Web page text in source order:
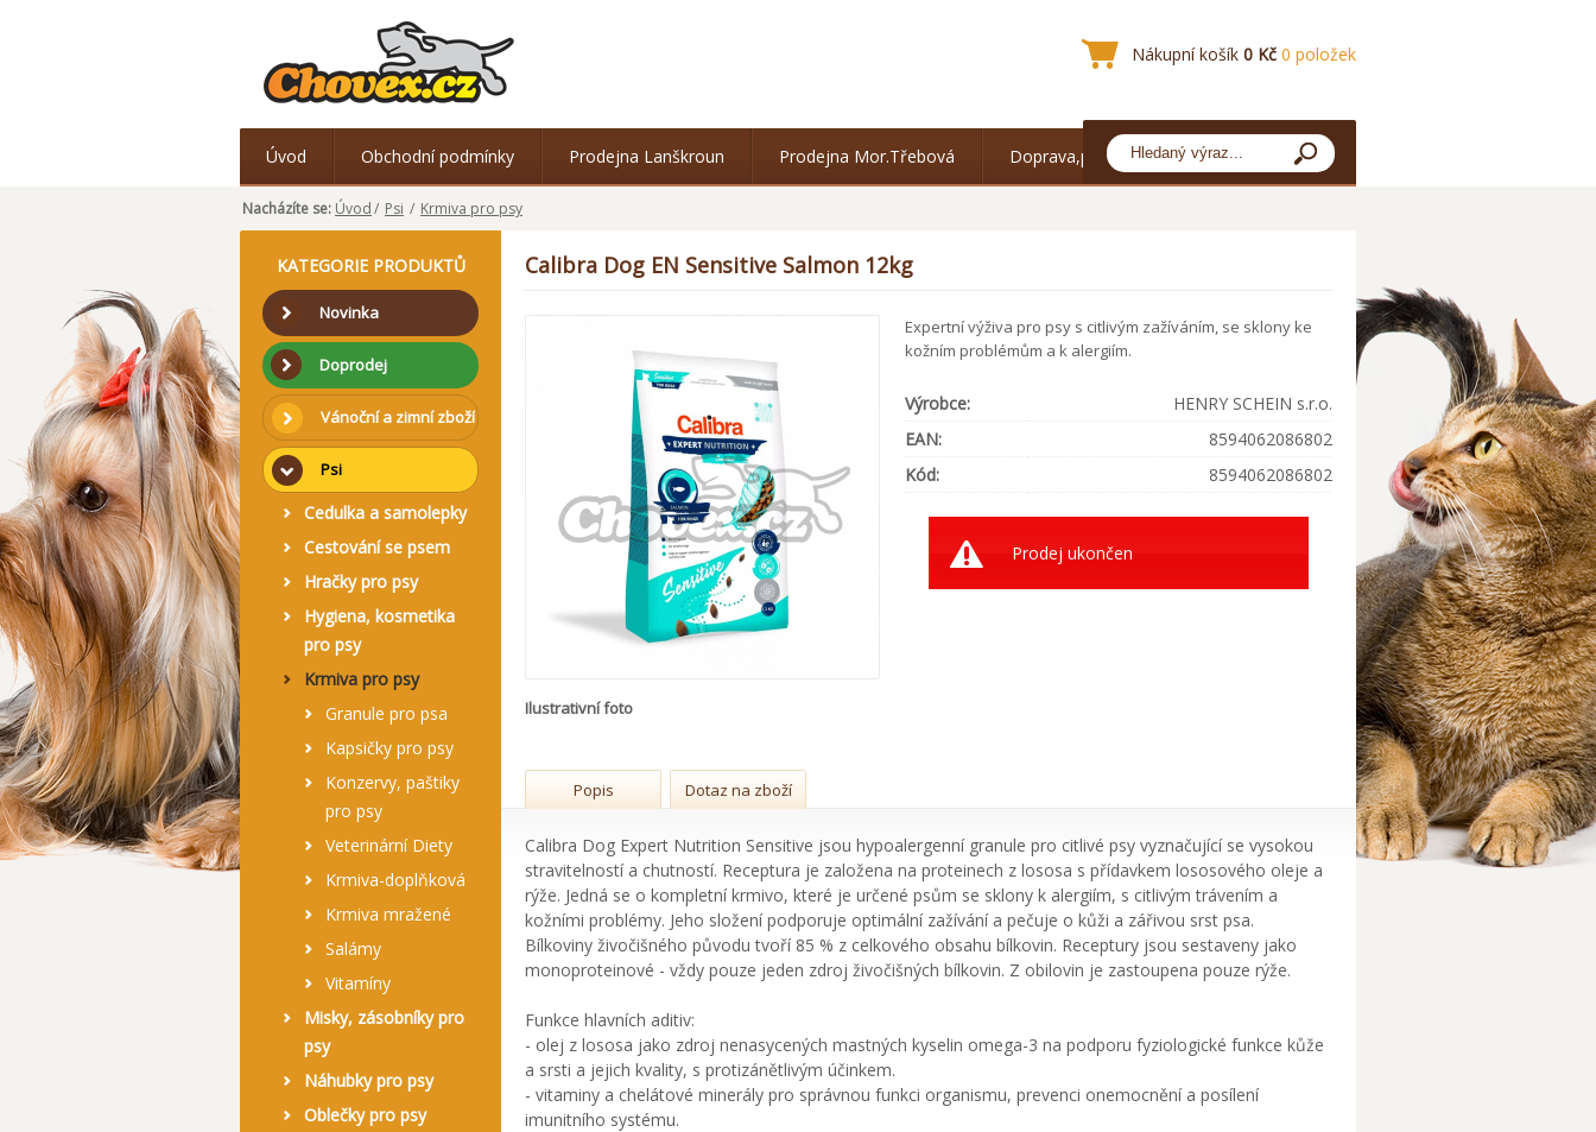
Nákupní košík 0 Kč 0 položek
Úvod Obchodní podmínky Prodejna Lanškroun Prodejna Mor.Třebová Doprava,platba
Nacházíte se: Úvod/ Psi / Krmiva pro psy
KATEGORIE PRODUKTŮ
Novinka
Doprodej
Vánoční a zimní zboží
Psi
Cedulka a samolepky
Cestování se psem
Hračky pro psy
Hygiena, kosmetika
pro psy
Krmiva pro psy
Granule pro psa
Kapsičky pro psy
Konzervy, paštiky
pro psy
Veterinární Diety
Krmiva-doplňková
Krmiva mražené
Salámy
Vitamíny
Misky, zásobníky pro
psy
Náhubky pro psy
Oblečky pro psy
Calibra Dog EN Sensitive Salmon 12kg
Ilustrativní foto
Expertní výživa pro psy s citlivým zažíváním, se sklony ke
kožním problémům a k alergiím.
Výrobce:
HENRY SCHEIN s.r.o.
EAN:
8594062086802
Kód:
8594062086802
Prodej ukončen
Popis Dotaz na zboží
Calibra Dog Expert Nutrition Sensitive jsou hypoalergenní granule pro citlivé psy vyznačující se vysokou
stravitelností a chutností. Receptura je založena na proteinech z lososa s přídavkem lososového oleje a
rýže. Jedná se o kompletní krmivo, které je určené psům se sklony k alergiím, s citlivým trávením a
kožními problémy. Jeho složení podporuje optimální zažívání a pečuje o kůži a zářivou srst psa.
Bílkoviny živočišného původu tvoří 85 % z celkového obsahu bílkovin. Receptury jsou sestaveny jako
monoproteinové - vždy pouze jeden zdroj živočišných bílkovin. Z obilovin je zastoupena pouze rýže.
Funkce hlavních aditiv:
- olej z lososa jako zdroj nenasycených mastných kyselin omega-3 na podporu fyziologické funkce kůže
a srsti a jejich kvality, s protizánětlivým účinkem.
- vitaminy a chelátové minerály pro správnou funkci organismu, prevenci onemocnění a posílení
imunitního systému.